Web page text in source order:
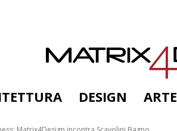
DESIGN ARTE